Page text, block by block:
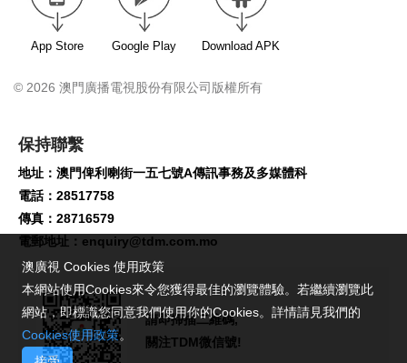
App Store Google Play Download APK
© 2026 澳門廣播電視股份有限公司版權所有
保持聯繫
地址：澳門俾利喇街一五七號A傳訊事務及多媒體科
電話：28517758
傳真：28716579
電郵地址： enquiry@tdm.com.mo
請即掃描二維碼,
關注TDM微信號!
澳廣視 Cookies 使用政策
本網站使用Cookies來令您獲得最佳的瀏覽體驗。若繼續瀏覽此
網站，即標識您同意我們使用你的Cookies。詳情請見我們的
Cookies使用政策。